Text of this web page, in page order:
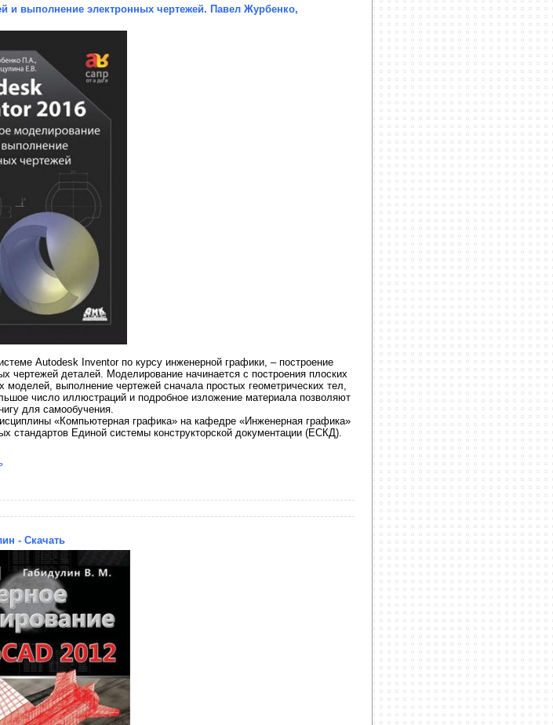
и выполнение электронных чертежей. Павел Журбенко,
Autodesk Inventor по курсу инженерной графики, – построение
чертежей деталей. Моделирование начинается с построения плоских
моделей, выполнение чертежей сначала простых геометрических тел,
число иллюстраций и подробное изложение материала позволяют
для самообучения.
«Компьютерная графика» на кафедре «Инженерная графика»
Единой системы конструкторской документации (ЕСКД).
- Скачать